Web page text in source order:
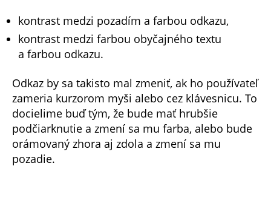
kontrast medzi pozadím a farbou odkazu,
kontrast medzi farbou obyčajného textu
a farbou odkazu.
Odkaz by sa takisto mal zmeniť, ak ho používateľ
zameria kurzorom myši alebo cez klávesnicu. To
docielime buď tým, že bude mať hrubšie
podčiarknutie a zmení sa mu farba, alebo bude
orámovaný zhora aj zdola a zmení sa mu
pozadie.